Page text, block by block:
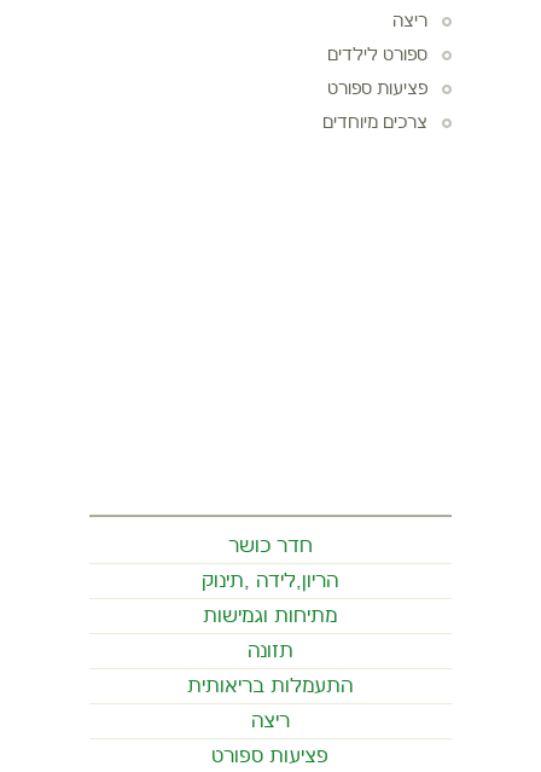
ריצה
ספורט לילדים
פציעות ספורט
צרכים מיוחדים
חדר כושר
הריון,לידה ,תינוק
מתיחות וגמישות
תזונה
התעמלות בריאותית
ריצה
פציעות ספורט